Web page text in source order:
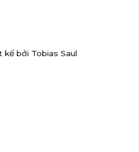
bởi Tobias Saul